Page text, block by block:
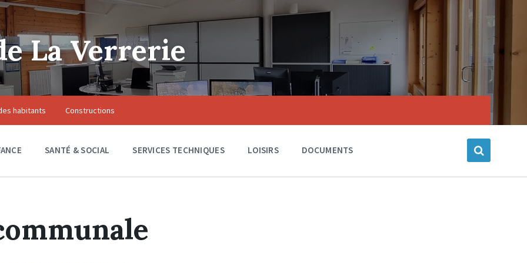
La Verrerie
habitants Constructions
SANTÉ & SOCIAL SERVICES TECHNIQUES LOISIRS DOCUMENTS